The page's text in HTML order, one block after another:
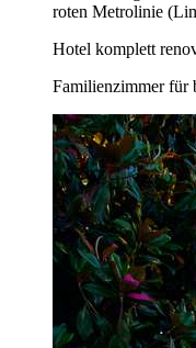
roten Metrolinie
Hotel komplett
Familienzimmer für